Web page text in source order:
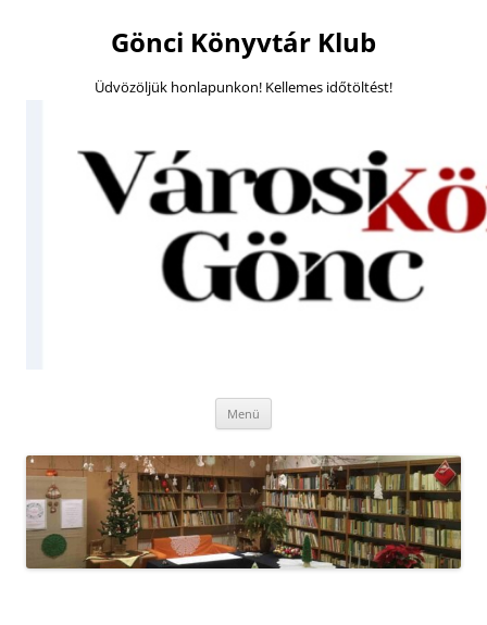
Gönci Könyvtár Klub
Üdvözöljük honlapunkon! Kellemes időtöltést!
Menü